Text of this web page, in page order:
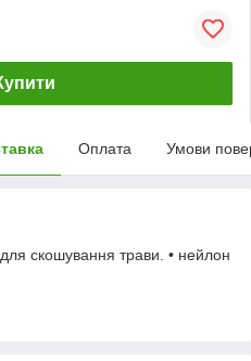
Оплата Умови
скошування трави. • нейлон